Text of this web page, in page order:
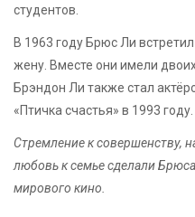
студентов.
В 1963 году Брюс Ли
жену. Вместе они имели
Брэндон Ли также стал
«Птичка счастья» в 1993 году.
Стремление к совершенству,
любовь к семье сделали
мирового кино.